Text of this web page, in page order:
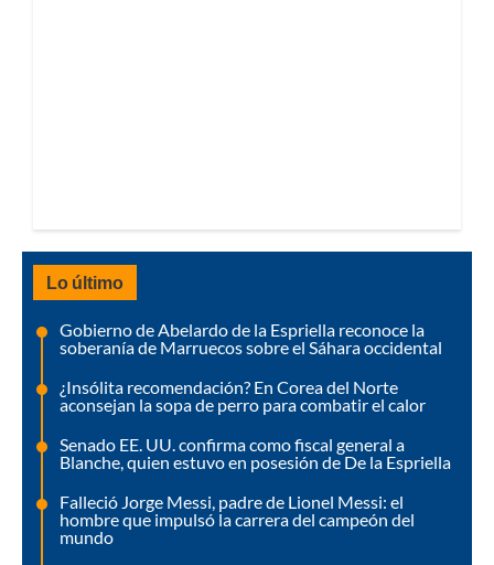
Lo último
Gobierno de Abelardo de la Espriella reconoce la
soberanía de Marruecos sobre el Sáhara occidental
¿Insólita recomendación? En Corea del Norte
aconsejan la sopa de perro para combatir el calor
Senado EE. UU. confirma como fiscal general a
Blanche, quien estuvo en posesión de De la Espriella
Falleció Jorge Messi, padre de Lionel Messi: el
hombre que impulsó la carrera del campeón del
mundo